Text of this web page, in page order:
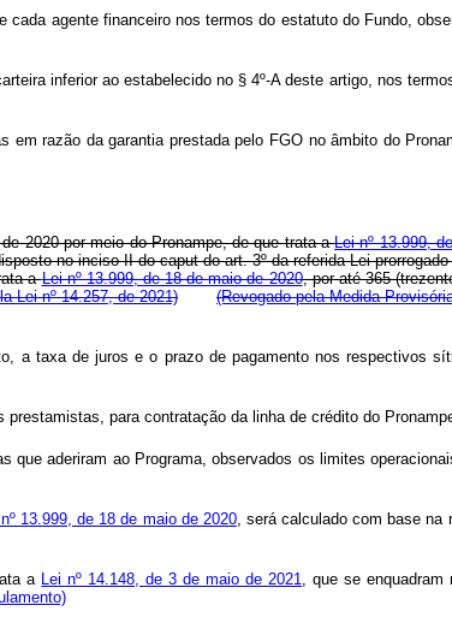
agente financeiro nos termos do estatuto do Fundo,
inferior ao estabelecido no § 4º-A deste artigo, nos
razão da garantia prestada pelo FGO no âmbito do
2020 por meio do Pronampe, de que trata aLei nº 13.999,
no inciso II docaputdo art. 3º da referida Lei
aLei nº 13.999, de 18 de maio de 2020, por até 365
Lei nº 14.257, de 2021) (Revogado pela Medida
a taxa de juros e o prazo de pagamento nos respectivos
para contratação da linha de crédito do
aderiram ao Programa, observados os limites
13.999, de 18 de maio de 2020, será calculado com base na
a Lei nº 14.148, de 3 de maio de 2021, que se enquadram